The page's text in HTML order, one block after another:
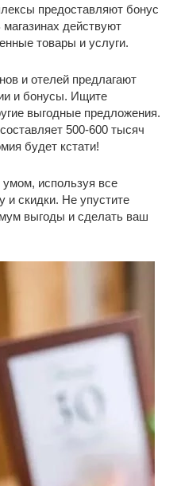
предоставляют бонус
действуют
товары и услуги.
и отелей предлагают
и бонусы. Ищите
выгодные предложения.
500-600 тысяч
будет кстати!
используя все
и скидки. Не упустите
выгоды и сделать ваш